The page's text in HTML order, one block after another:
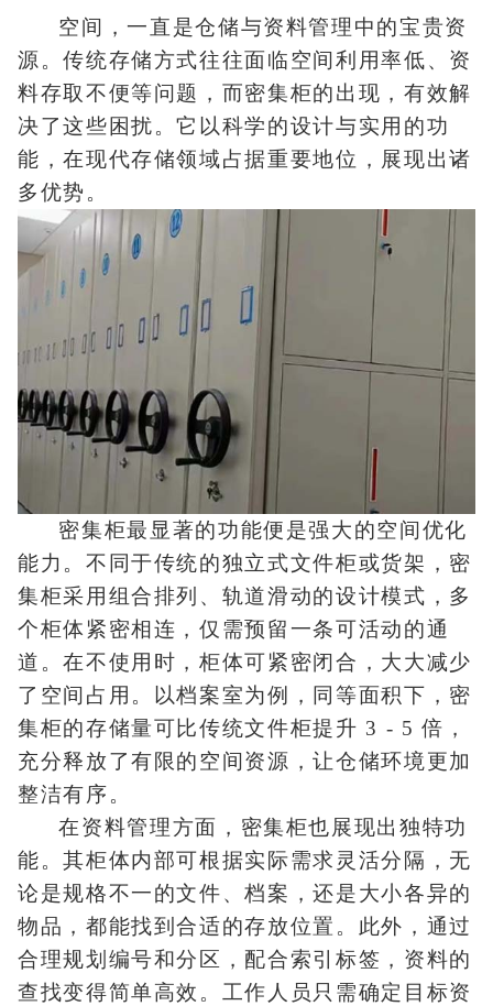
空间，一直是仓储与资料管理中的宝贵资
源。传统存储方式往往面临空间利用率低、资
料存取不便等问题，而密集柜的出现，有效解
决了这些困扰。它以科学的设计与实用的功
能，在现代存储领域占据重要地位，展现出诸
多优势。
密集柜最显著的功能便是强大的空间优化
能力。不同于传统的独立式文件柜或货架，密
集柜采用组合排列、轨道滑动的设计模式，多
个柜体紧密相连，仅需预留一条可活动的通
道。在不使用时，柜体可紧密闭合，大大减少
了空间占用。以档案室为例，同等面积下，密
集柜的存储量可比传统文件柜提升 3 - 5 倍，
充分释放了有限的空间资源，让仓储环境更加
整洁有序。
在资料管理方面，密集柜也展现出独特功
能。其柜体内部可根据实际需求灵活分隔，无
论是规格不一的文件、档案，还是大小各异的
物品，都能找到合适的存放位置。此外，通过
合理规划编号和分区，配合索引标签，资料的
查找变得简单高效。工作人员只需确定目标资